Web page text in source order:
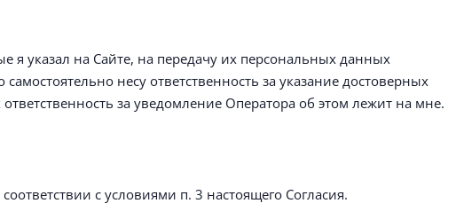
я указал на Сайте, на передачу их персональных данных
несу ответственность за указание достоверных
за уведомление Оператора об этом лежит на мне.
с условиями п. 3 настоящего Согласия.